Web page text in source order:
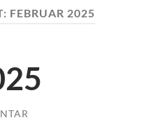
FEBRUAR 2025